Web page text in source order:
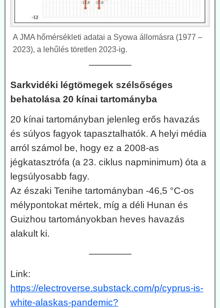
A JMA hőmérsékleti adatai a Syowa állomásra (1977 –
2023), a lehűlés töretlen 2023-ig.
————–
Sarkvidéki légtömegek szélsőséges
behatolása 20 kínai tartományba
20 kínai tartományban jelenleg erős havazás
és súlyos fagyok tapasztalhatók. A helyi média
arról számol be, hogy ez a 2008-as
jégkatasztrófa (a 23. ciklus napminimum) óta a
legsúlyosabb fagy.
Az északi Tenihe tartományban -46,5 °C-os
mélypontokat mértek, míg a déli Hunan és
Guizhou tartományokban heves havazás
alakult ki.
————–
Link:
https://electroverse.substack.com/p/cyprus-is-
white-alaskas-pandemic?